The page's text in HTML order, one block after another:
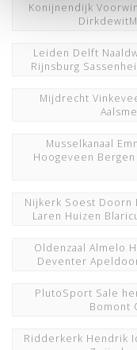
Konijnendijk
Leiden Delft
Rijnsburg
Mijdrecht
Musselkanaal
Hoogeveen
Nijkerk Soest Doorn
Laren Huizen
Oldenzaal Almelo
Deventer
PlutoSport Sale
Bomont
Ridderkerk Hendrik